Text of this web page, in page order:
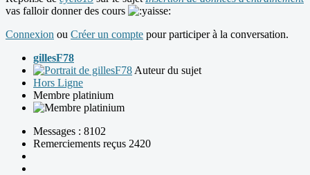
vas falloir donner des cours
Connexion ou Créer un compte pour participer à la conversation.
gillesF78
Auteur du sujet
Hors Ligne
Membre platinium
Messages : 8102
Remerciements reçus 2420